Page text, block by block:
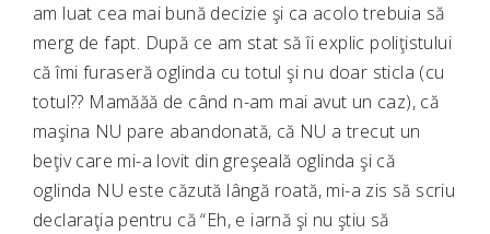
am luat cea mai bună decizie şi ca acolo trebuia să
merg de fapt. După ce am stat să îi explic poliţistului
că îmi furaseră oglinda cu totul şi nu doar sticla (cu
totul?? Mamăăă de când n-am mai avut un caz), că
maşina NU pare abandonată, că NU a trecut un
beţiv care mi-a lovit din greşeală oglinda şi că
oglinda NU este căzută lângă roată, mi-a zis să scriu
declaraţia pentru că “Eh, e iarnă şi nu ştiu să